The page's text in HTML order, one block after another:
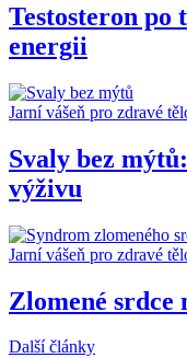
Testosteron
energii
Jarní vášeň pro zdravé
Svaly bez
výživu
Jarní vášeň pro zdravé
Zlomené srdce
Další články